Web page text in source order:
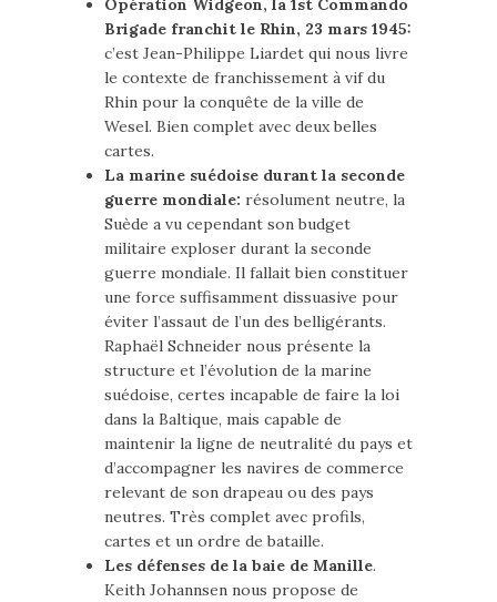
Opération Widgeon, la 1st Commando
Brigade franchit le Rhin, 23 mars 1945:
c’est Jean-Philippe Liardet qui nous livre
le contexte de franchissement à vif du
Rhin pour la conquête de la ville de
Wesel. Bien complet avec deux belles
cartes.
La marine suédoise durant la seconde
guerre mondiale: résolument neutre, la
Suède a vu cependant son budget
militaire exploser durant la seconde
guerre mondiale. Il fallait bien constituer
une force suffisamment dissuasive pour
éviter l’assaut de l’un des belligérants.
Raphaël Schneider nous présente la
structure et l’évolution de la marine
suédoise, certes incapable de faire la loi
dans la Baltique, mais capable de
maintenir la ligne de neutralité du pays et
d’accompagner les navires de commerce
relevant de son drapeau ou des pays
neutres. Très complet avec profils,
cartes et un ordre de bataille.
Les défenses de la baie de Manille.
Keith Johannsen nous propose de